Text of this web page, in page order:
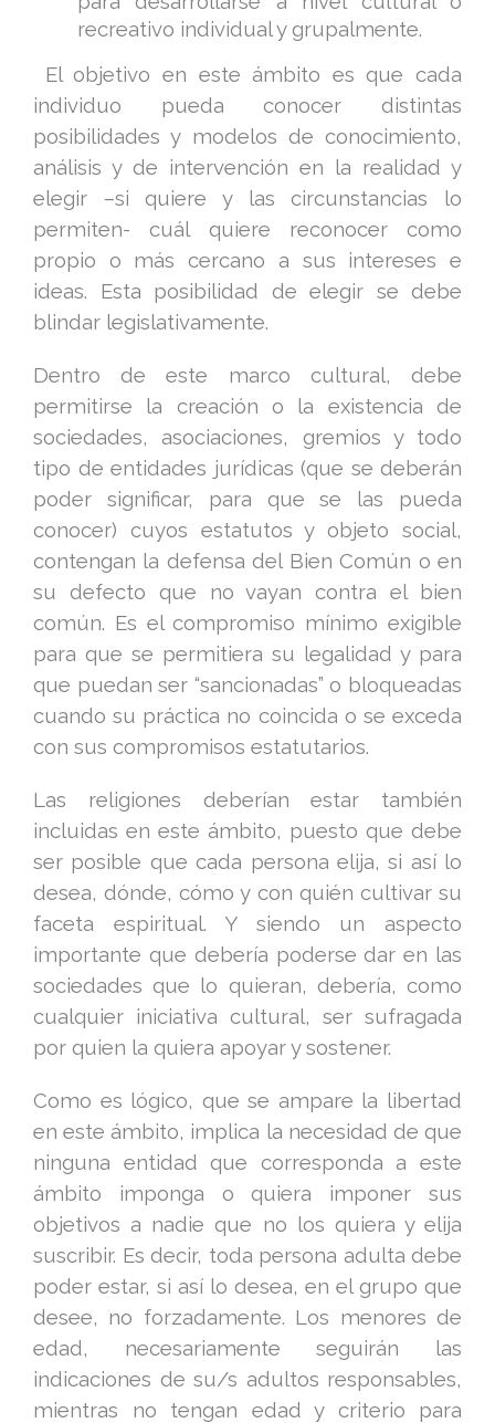
recreativo individual y grupalmente.
El objetivo en este ámbito es que cada
individuo pueda conocer distintas
posibilidades y modelos de conocimiento,
análisis y de intervención en la realidad y
elegir –si quiere y las circunstancias lo
permiten- cuál quiere reconocer como
propio o más cercano a sus intereses e
ideas. Esta posibilidad de elegir se debe
blindar legislativamente.
Dentro de este marco cultural, debe
permitirse la creación o la existencia de
sociedades, asociaciones, gremios y todo
tipo de entidades jurídicas (que se deberán
poder significar, para que se las pueda
conocer) cuyos estatutos y objeto social,
contengan la defensa del Bien Común o en
su defecto que no vayan contra el bien
común. Es el compromiso mínimo exigible
para que se permitiera su legalidad y para
que puedan ser “sancionadas” o bloqueadas
cuando su práctica no coincida o se exceda
con sus compromisos estatutarios.
Las religiones deberían estar también
incluidas en este ámbito, puesto que debe
ser posible que cada persona elija, si así lo
desea, dónde, cómo y con quién cultivar su
faceta espiritual. Y siendo un aspecto
importante que debería poderse dar en las
sociedades que lo quieran, debería, como
cualquier iniciativa cultural, ser sufragada
por quien la quiera apoyar y sostener.
Como es lógico, que se ampare la libertad
en este ámbito, implica la necesidad de que
ninguna entidad que corresponda a este
ámbito imponga o quiera imponer sus
objetivos a nadie que no los quiera y elija
suscribir. Es decir, toda persona adulta debe
poder estar, si así lo desea, en el grupo que
desee, no forzadamente. Los menores de
edad, necesariamente seguirán las
indicaciones de su/s adultos responsables,
mientras no tengan edad y criterio para